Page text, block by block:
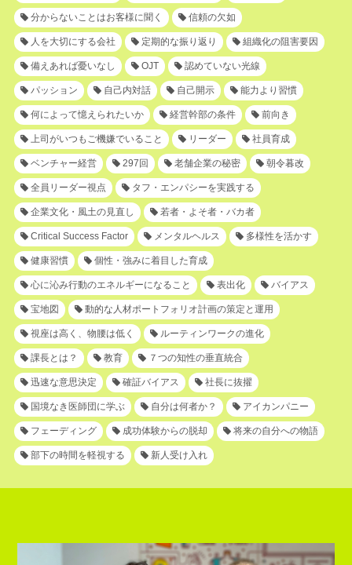
分からないことはお客様に聞く 信頼の欠如
人を大切にする会社 定期的な振り返り 組織化の阻害要因
備えあれば憂いなし OJT 認めていない光線
パッション 自己内対話 自己開示 能力より習慣
何によって憶えられたいか 経営幹部の条件 前向き
上司がいつもご機嫌でいること リーダー 社員育成
ベンチャー経営 297回 老舗企業の秘密 朝令暮改
全員リーダー視点 タフ・エンパシーを実践する
企業文化・風土の見直し 若者・よそ者・バカ者
Critical Success Factor メンタルヘルス 多様性を活かす
健康習慣 個性・強みに着目した育成
心に沁み行動のエネルギーになること 表出化 バイアス
宝地図 動的な人材ポートフォリオ計画の策定と運用
視座は高く、物腰は低く ルーティンワークの進化
課長とは？ 教育 ７つの知性の垂直統合
迅速な意思決定 確証バイアス 社長に抜擢
国境なき医師団に学ぶ 自分は何者か？ アイカンパニー
フェーディング 成功体験からの脱却 将来の自分への物語
部下の時間を軽視する 新人受け入れ